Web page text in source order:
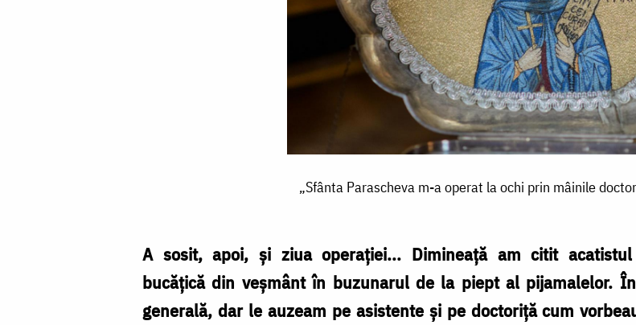
„Sfânta Parascheva m-a operat la ochi prin mâinile
A sosit, apoi, și ziua operației... Dimineață am citit
bucățică din veșmânt în buzunarul de la piept al pijamalelor.
generală, dar le auzeam pe asistente și pe doctoriță cum